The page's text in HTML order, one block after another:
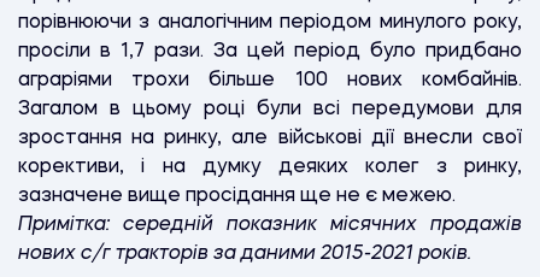
порівнюючи з аналогічним періодом минулого року,
просіли в 1,7 рази. За цей період було придбано
аграріями трохи більше 100 нових комбайнів.
Загалом в цьому році були всі передумови для
зростання на ринку, але військові дії внесли свої
корективи, і на думку деяких колег з ринку,
зазначене вище просідання ще не є межею.
Примітка: середній показник місячних продажів
нових с/г тракторів за даними 2015-2021 років.